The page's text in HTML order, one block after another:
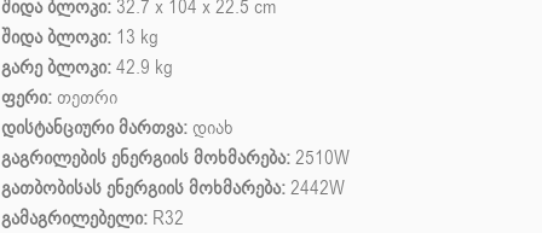
შიდა ბლოკი: 32.7 x 104 x 22.5 cm
შიდა ბლოკი: 13 kg
გარე ბლოკი:42.9 kg
ფერი: თეთრი
დისტანციური მართვა: დიახ
გაგრილების ენერგიის მოხმარება:2510W
გათბობისას ენერგიის მოხმარება:2442W
გამაგრილებელი: R32